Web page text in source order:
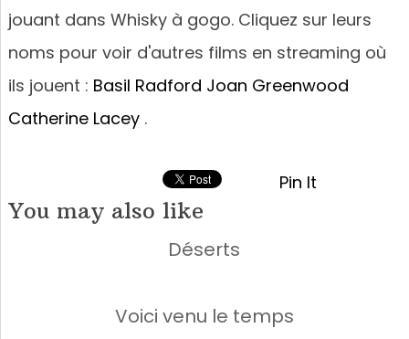
jouant dans Whisky à gogo. Cliquez sur leurs
noms pour voir d'autres films en streaming où
ils jouent : Basil Radford Joan Greenwood
Catherine Lacey.
Pin It
You may also like
Déserts
Voici venu le temps